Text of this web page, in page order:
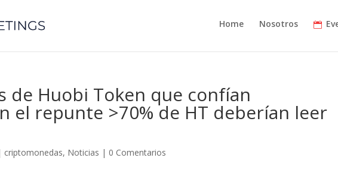
Home Nosotros
de Huobi Token que confían
el repunte >70% de HT deberían leer
criptomonedas, Noticias | 0 Comentarios